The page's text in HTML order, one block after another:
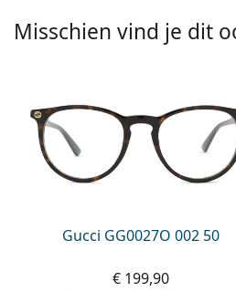
Misschien vind je dit
Gucci GG0027O 002 50
€ 199,90